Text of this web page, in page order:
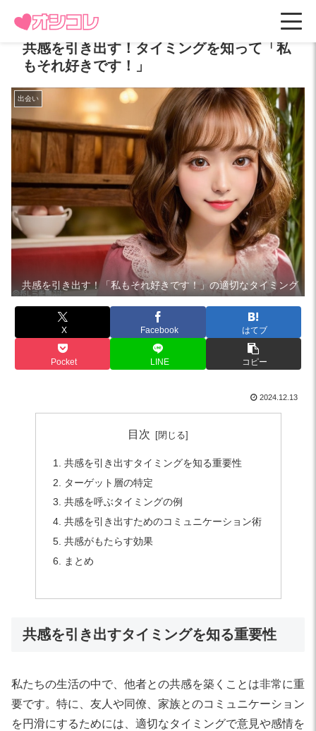
共感を引き出す！タイミングを知って「私
もそれ好きです！」
出会い
共感を引き出す！「私もそれ好きです！」の適切なタイミング
X Facebook はてブ
Pocket LINE コピー
2024.12.13
目次
共感を引き出すタイミングを知る重要性
ターゲット層の特定
共感を呼ぶタイミングの例
共感を引き出すためのコミュニケーション術
共感がもたらす効果
まとめ
共感を引き出すタイミングを知る重要性
私たちの生活の中で、他者との共感を築くことは非常に重
要です。特に、友人や同僚、家族とのコミュニケーション
を円滑にするためには、適切なタイミングで意見や感情を